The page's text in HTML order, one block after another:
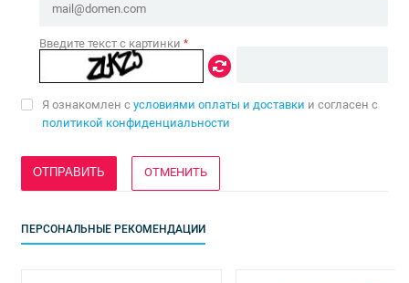
Введите текст с картинки *
Я ознакомлен с условиями оплаты и доставки и согласен с
политикой конфиденциальности
ОТМЕНИТЬ
ПЕРСОНАЛЬНЫЕ РЕКОМЕНДАЦИИ